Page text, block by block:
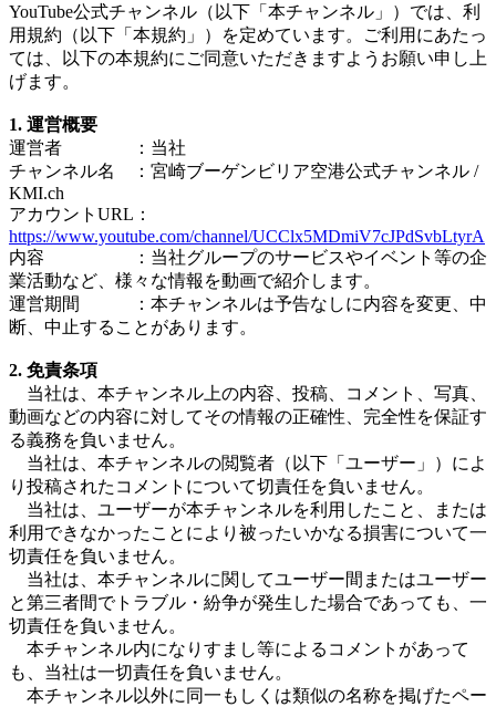
YouTube公式チャンネル（以下「本チャンネル」）では、利
用規約（以下「本規約」）を定めています。ご利用にあたっ
ては、以下の本規約にご同意いただきますようお願い申し上
げます。
1. 運営概要
運営者 ：当社
チャンネル名 ：宮崎ブーゲンビリア空港公式チャンネル /
KMI.ch
アカウントURL：
https://www.youtube.com/channel/UCClx5MDmiV7cJPdSvbLtyrA
内容 ：当社グループのサービスやイベント等の企
業活動など、様々な情報を動画で紹介します。
運営期間 ：本チャンネルは予告なしに内容を変更、中
断、中止することがあります。
2. 免責条項
当社は、本チャンネル上の内容、投稿、コメント、写真、
動画などの内容に対してその情報の正確性、完全性を保証す
る義務を負いません。
当社は、本チャンネルの閲覧者（以下「ユーザー」）によ
り投稿されたコメントについて切責任を負いません。
当社は、ユーザーが本チャンネルを利用したこと、または
利用できなかったことにより被ったいかなる損害について一
切責任を負いません。
当社は、本チャンネルに関してユーザー間またはユーザー
と第三者間でトラブル・紛争が発生した場合であっても、一
切責任を負いません。
本チャンネル内になりすまし等によるコメントがあって
も、当社は一切責任を負いません。
本チャンネル以外に同一もしくは類似の名称を掲げたペー